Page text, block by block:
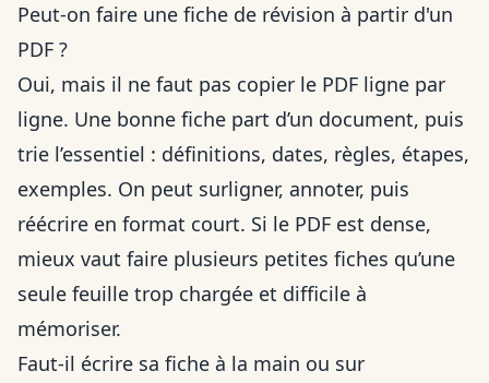
Peut-on faire une fiche de révision à partir d'un
PDF ?
Oui, mais il ne faut pas copier le PDF ligne par
ligne. Une bonne fiche part d’un document, puis
trie l’essentiel : définitions, dates, règles, étapes,
exemples. On peut surligner, annoter, puis
réécrire en format court. Si le PDF est dense,
mieux vaut faire plusieurs petites fiches qu’une
seule feuille trop chargée et difficile à
mémoriser.
Faut-il écrire sa fiche à la main ou sur